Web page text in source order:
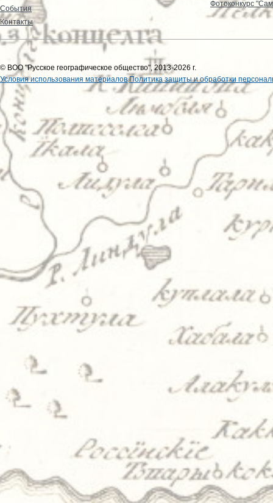
События
Контакты
Фотоконкурс
© ВОО "Русское географическое общество", 2013-2026 г.
Условия использования материалов Политика защиты и обработки